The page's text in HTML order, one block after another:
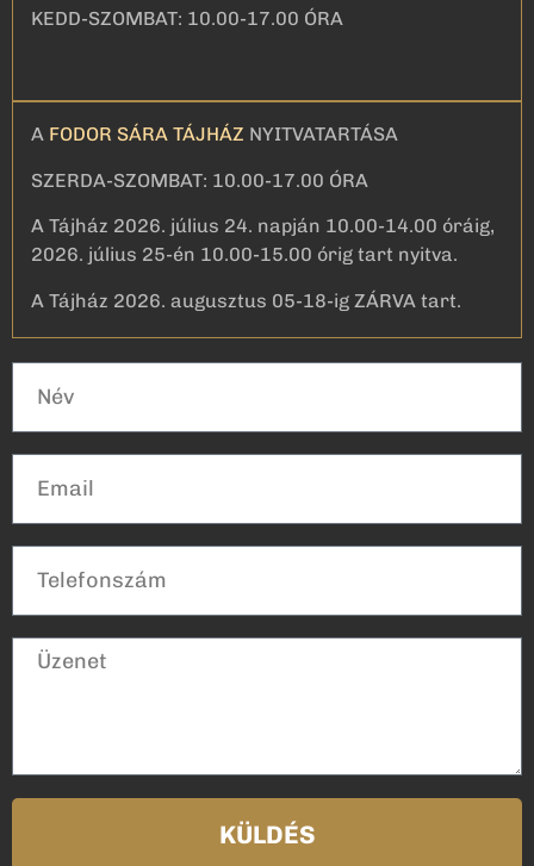
KEDD-SZOMBAT: 10.00-17.00 ÓRA
A FODOR SÁRA TÁJHÁZ NYITVATARTÁSA
SZERDA-SZOMBAT: 10.00-17.00 ÓRA
A Tájház 2026. július 24. napján 10.00-14.00 óráig,
2026. július 25-én 10.00-15.00 órig tart nyitva.
A Tájház 2026. augusztus 05-18-ig ZÁRVA tart.
KÜLDÉS